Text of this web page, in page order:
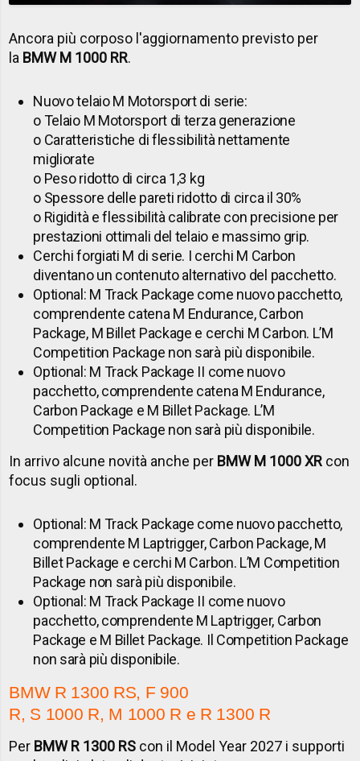
Ancora più corposo l'aggiornamento previsto per
la BMW M 1000 RR.
Nuovo telaio M Motorsport di serie:
o Telaio M Motorsport di terza generazione
o Caratteristiche di flessibilità nettamente
migliorate
o Peso ridotto di circa 1,3 kg
o Spessore delle pareti ridotto di circa il 30%
o Rigidità e flessibilità calibrate con precisione per
prestazioni ottimali del telaio e massimo grip.
Cerchi forgiati M di serie. I cerchi M Carbon
diventano un contenuto alternativo del pacchetto.
Optional: M Track Package come nuovo pacchetto,
comprendente catena M Endurance, Carbon
Package, M Billet Package e cerchi M Carbon. L’M
Competition Package non sarà più disponibile.
Optional: M Track Package II come nuovo
pacchetto, comprendente catena M Endurance,
Carbon Package e M Billet Package. L’M
Competition Package non sarà più disponibile.
In arrivo alcune novità anche per BMW M 1000 XR con
focus sugli optional.
Optional: M Track Package come nuovo pacchetto,
comprendente M Laptrigger, Carbon Package, M
Billet Package e cerchi M Carbon. L’M Competition
Package non sarà più disponibile.
Optional: M Track Package II come nuovo
pacchetto, comprendente M Laptrigger, Carbon
Package e M Billet Package. Il Competition Package
non sarà più disponibile.
BMW R 1300 RS, F 900
R, S 1000 R, M 1000 R e R 1300 R
Per BMW R 1300 RS con il Model Year 2027 i supporti